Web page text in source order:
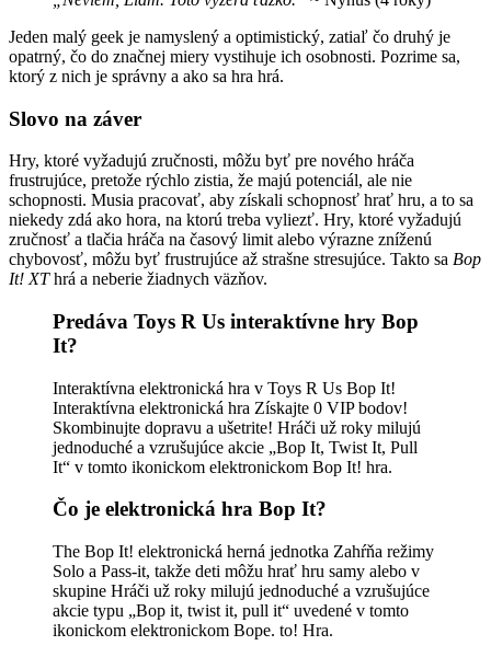
Jeden malý geek je namyslený a optimistický, zatiaľ čo druhý je
opatrný, čo do značnej miery vystihuje ich osobnosti. Pozrime sa,
ktorý z nich je správny a ako sa hra hrá.
Slovo na záver
Hry, ktoré vyžadujú zručnosti, môžu byť pre nového hráča
frustrujúce, pretože rýchlo zistia, že majú potenciál, ale nie
schopnosti. Musia pracovať, aby získali schopnosť hrať hru, a to sa
niekedy zdá ako hora, na ktorú treba vyliezť. Hry, ktoré vyžadujú
zručnosť a tlačia hráča na časový limit alebo výrazne zníženú
chybovosť, môžu byť frustrujúce až strašne stresujúce. Takto sa Bop
It! XThrá a neberie žiadnych väzňov.
Predáva Toys R Us interaktívne hry Bop
It?
Interaktívna elektronická hra v Toys R Us Bop It!
Interaktívna elektronická hra Získajte 0 VIP bodov!
Skombinujte dopravu a ušetrite! Hráči už roky milujú
jednoduché a vzrušujúce akcie „Bop It, Twist It, Pull
It“ v tomto ikonickom elektronickom Bop It! hra.
Čo je elektronická hra Bop It?
The Bop It! elektronická herná jednotka Zahŕňa režimy
Solo a Pass-it, takže deti môžu hrať hru samy alebo v
skupine Hráči už roky milujú jednoduché a vzrušujúce
akcie typu „Bop it, twist it, pull it“ uvedené v tomto
ikonickom elektronickom Bope. to! Hra.